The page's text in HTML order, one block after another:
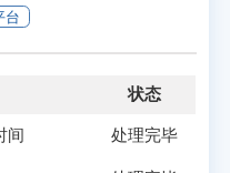
台
状态
间 处理完毕